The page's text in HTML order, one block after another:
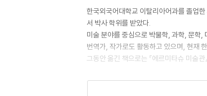
한국외국어대학교 이탈리아어과를 졸업
서 박사 학위를 받았다.
미술 분야를 중심으로 박물학, 과학, 문학
번역가, 작가로도 활동하고 있으며, 현재
그동안 옮긴 책으로는 『에르미타슈 미술관